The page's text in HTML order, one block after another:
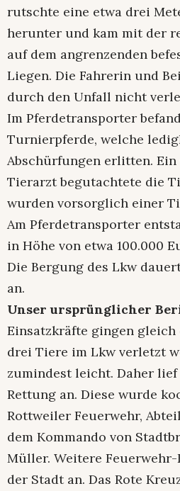
rutschte eine etwa drei
herunter und kam mit der
auf dem angrenzenden
Liegen. Die Fahrerin und
durch den Unfall nicht
Im Pferdetransporter
Turnierpferde, welche
Abschürfungen erlitten.
Tierarzt begutachtete die
wurden vorsorglich einer
Am Pferdetransporter
in Höhe von etwa 100.000
Die Bergung des Lkw
an.
Unser ursprünglicher
Einsatzkräfte gingen gleich
drei Tiere im Lkw verletzt
zumindest leicht. Daher
Rettung an. Diese wurde
Rottweiler Feuerwehr,
dem Kommando von
Müller. Weitere
der Stadt an. Das Rote